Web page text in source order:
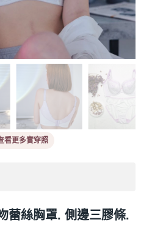
蕾絲胸罩. 側邊三膠條.